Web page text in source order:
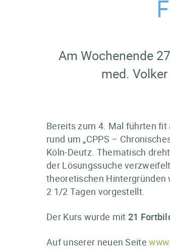
Am Wochenende
med.
Bereits zum 4. Mal führten fit
rund um „CPPS –
Köln-Deutz. Thematisch
der Lösungssuche
theoretischen Hintergründen
2 1/2 Tagen vorgestellt.
Der Kurs wurde mit 21
Auf unserer neuen Seite